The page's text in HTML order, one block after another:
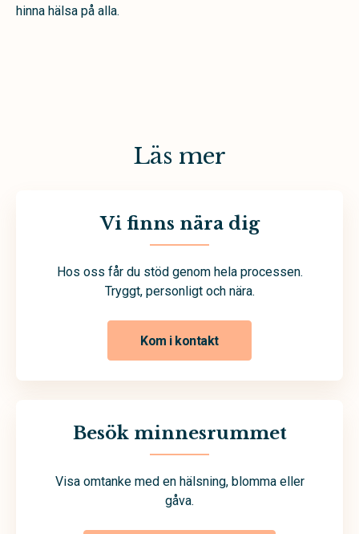
hinna hälsa på alla.
Läs mer
Vi finns nära dig
Hos oss får du stöd genom hela processen.
Tryggt, personligt och nära.
Kom i kontakt
Besök minnesrummet
Visa omtanke med en hälsning, blomma eller
gåva.